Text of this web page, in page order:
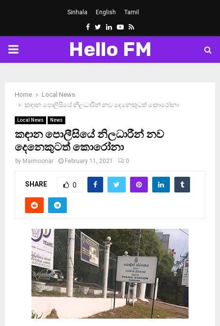
Sinhala English Tamil
Facebook
Twitter
LinkedinYoutube
Rss
PRIMARY
Hello FM
Home
Local News
කඳාන පොලීසියේ නිලධාරීන් නව දෙනෙකුටත් කොරෝනා
Local News News
කඳාන පොලීසියේ නිලධාරීන් නව
දෙනෙකුටත් කොරෝනා
by Maimoonar February 11, 2021 0
SHARE 0